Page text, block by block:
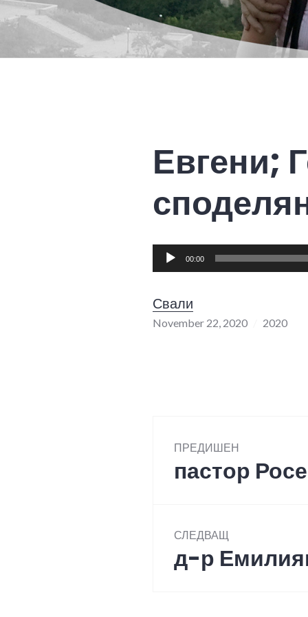
Евгени;
Audio
Player
00:00
Свали
November 22, 2020 2020
navigation
ПРЕДИШЕН
Previous
пастор
СЛЕДВАЩ
Next
post:
д-р